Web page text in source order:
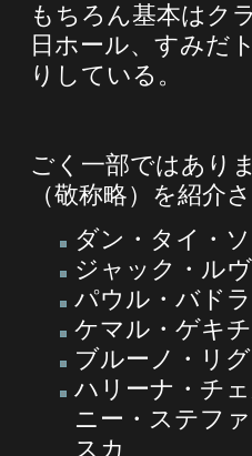
もちろん基本はク
日ホール、すみだ
りしている。
ごく一部ではあり
（敬称略）を紹介
ダン・タイ・
ジャック・ル
パウル・バド
ケマル・ゲキチ
ブルーノ・リ
ハリーナ・チ
ニー・ステフ
スカ